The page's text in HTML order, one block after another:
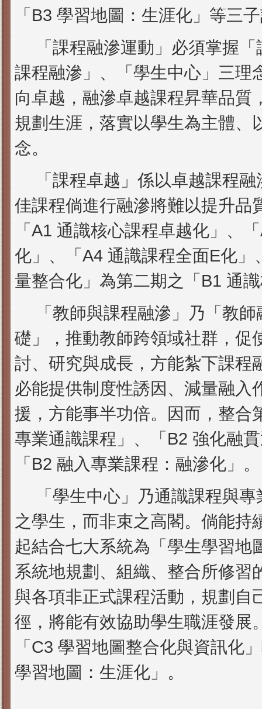
「B3 學習地圖：生涯化」等三
「課程融滲運動」必須掌握
課程融滲」、「學生中心」三理
向卓越，融滲卓越課程昇華品質
規劃生涯，落實以學生為主體、
念。
「課程卓越」係以卓越課程
佳課程倘進行融滲將難以提升品
「A1 通識核心課程卓越化」、
化」、「A4 通識課程全面E化
量整合化」為第二期之「B1 通
「教師與課程融滲」乃「教
礎」，推動教師跨領域社群，促
討、研究與成長，方能紮下課程
必能提供制度性誘因、減量融入
援，方能事半功倍。因而，整合
專業通識課程」、「B2 強化融
「B2 融入專業課程：融滲化」。
「學生中心」乃通識課程與
之學生，而非束之高閣。倘能持
起結合七大系統為「學生學習地
系統地規劃、組織、整合所修習
與各項非正式課程活動，規劃自
徑，將能有效協助學生職涯發展
「C3 學習地圖整合化與資訊化
學習地圖：生涯化」。